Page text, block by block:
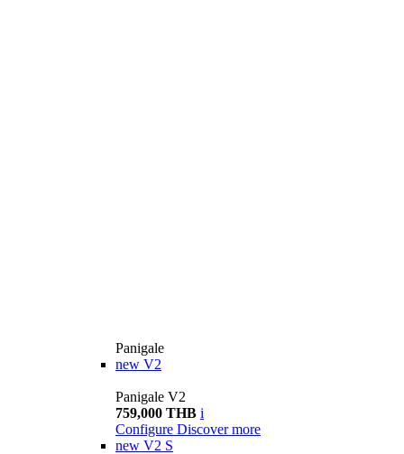
Panigale
new V2
Panigale V2
759,000 THB i
Configure Discover more
new V2 S